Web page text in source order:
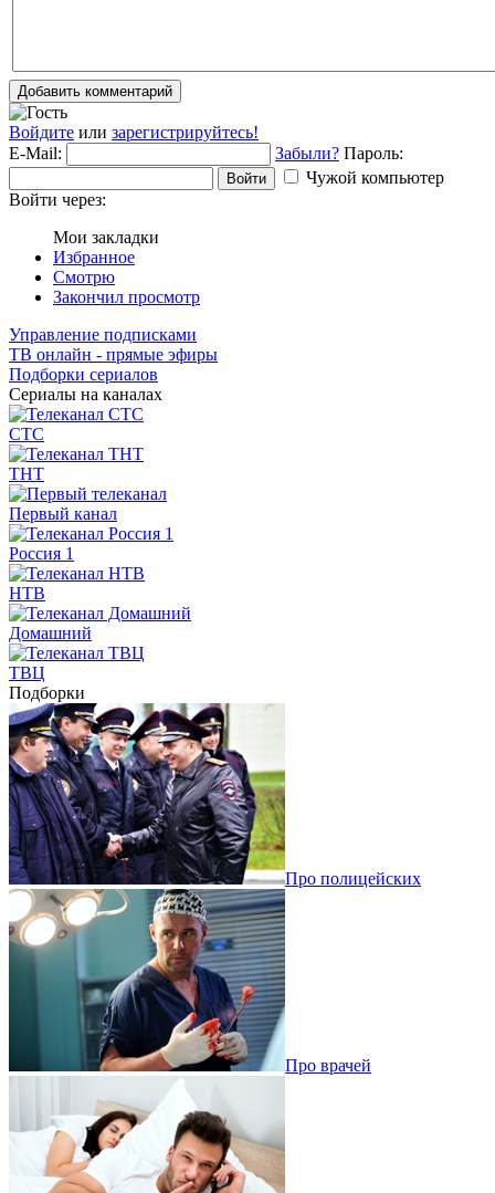
Добавить комментарий
Войдите или зарегистрируйтесь!
E-Mail:
Забыли? Пароль:
Войти
Чужой компьютер
Войти через:
Мои закладки
Избранное
Смотрю
Закончил просмотр
Управление подписками
ТВ онлайн - прямые эфиры
Подборки сериалов
Сериалы на каналах
СТС
ТНТ
Первый канал
Россия 1
НТВ
Домашний
ТВЦ
Подборки
Про полицейских
Про врачей